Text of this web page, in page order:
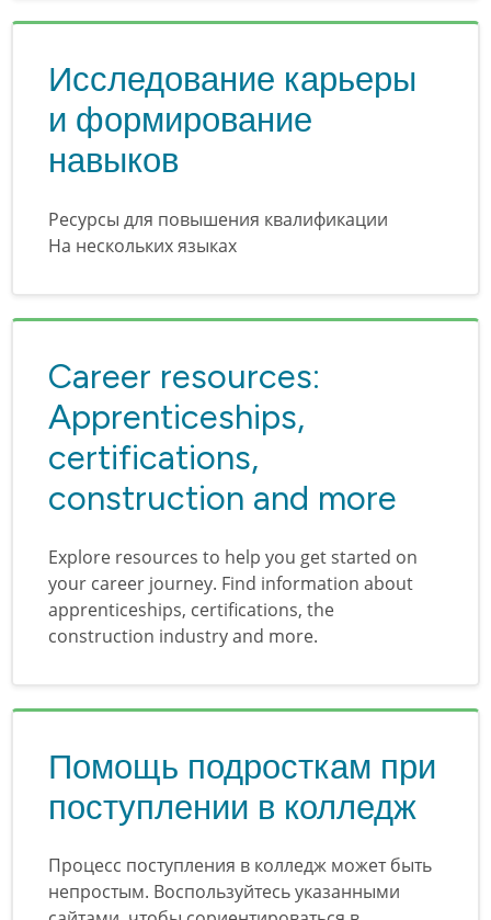
Исследование карьеры
и формирование
навыков
Ресурсы для повышения квалификации
На нескольких языках
Career resources:
Apprenticeships,
certifications,
construction and more
Explore resources to help you get started on
your career journey. Find information about
apprenticeships, certifications, the
construction industry and more.
Помощь подросткам при
поступлении в колледж
Процесс поступления в колледж может быть
непростым. Воспользуйтесь указанными